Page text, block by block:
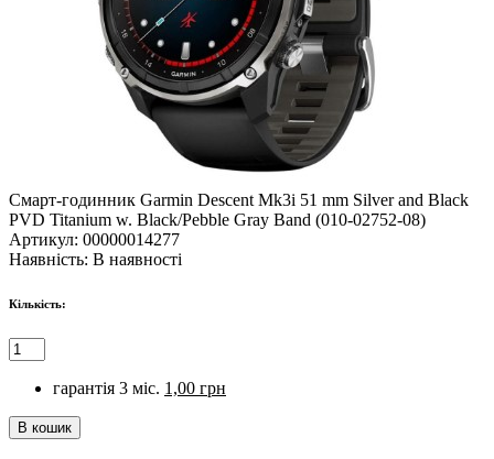
Смарт-годинник Garmin Descent Mk3i 51 mm Silver and Black
PVD Titanium w. Black/Pebble Gray Band (010-02752-08)
Артикул: 00000014277
Наявність: В наявності
Кількість:
гарантія 3 міс. 1,00 грн